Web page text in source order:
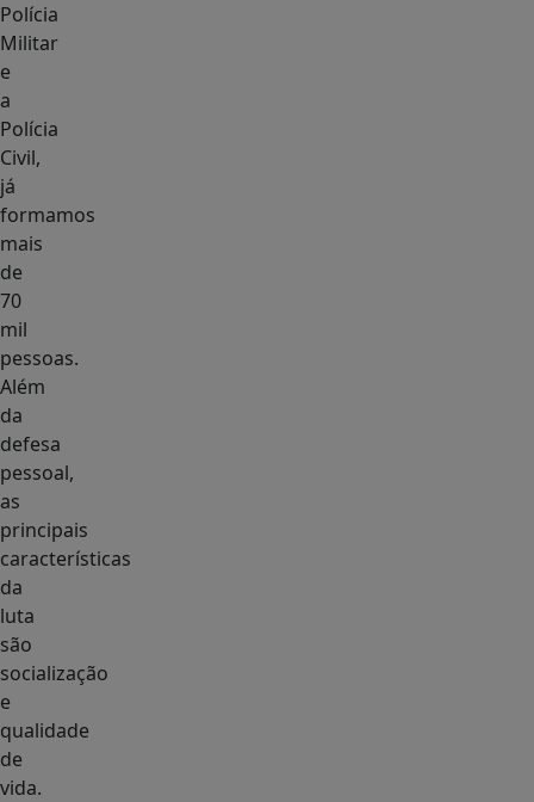
Polícia
Militar
e
a
Polícia
Civil,
já
formamos
mais
de
70
mil
pessoas.
Além
da
defesa
pessoal,
as
principais
características
da
luta
são
socialização
e
qualidade
de
vida.